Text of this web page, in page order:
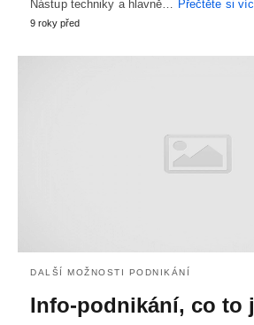
Nástup techniky a hlavně… Přečtěte si
9 roky před
DALŠÍ MOŽNOSTI PODNIKÁNÍ
Info-podnikání, co to